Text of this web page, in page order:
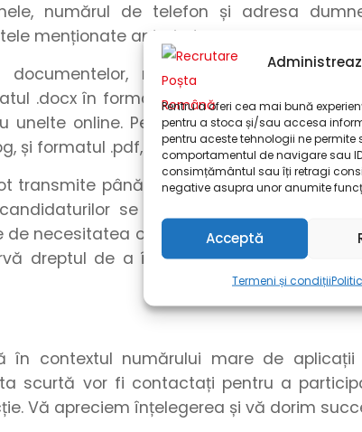
Pentru a oferi cea mai bună
pentru a stoca și/sau accesa
pentru aceste tehnologii ne
comportamentul de navigare sau
consimțământul sau îți retragi
negative asupra unor anumite
Acceptă
Termeni și condiții
, numărul de telefon și adresa
menționate anterior !
documentelor, recomandăm formatul
.docx în formatul .pdf, puteți utiliza
unelte online. Pentru a realiza o
și formatul .pdf, utilizați unelte online.
transmite până la ocuparea postului, dar
candidaturilor se realizează pe parcursul
de necesitatea ocupării postului și de
dreptul de a închide anunțul anterior
contextul numărului mare de aplicații
scurtă vor fi contactați pentru a
Vă apreciem înțelegerea și vă dorim